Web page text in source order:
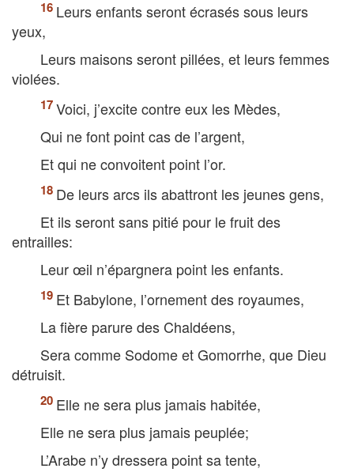
Leurs enfants seront écrasés sous leurs
yeux,
Leurs maisons seront pillées, et leurs femmes
violées.
Voici, j’excite contre eux les Mèdes,
Qui ne font point cas de l’argent,
Et qui ne convoitent point l’or.
De leurs arcs ils abattront les jeunes gens,
Et ils seront sans pitié pour le fruit des
entrailles:
Leur œil n’épargnera point les enfants.
Et Babylone, l’ornement des royaumes,
La fière parure des Chaldéens,
Sera comme Sodome et Gomorrhe, que Dieu
détruisit.
Elle ne sera plus jamais habitée,
Elle ne sera plus jamais peuplée;
L’Arabe n’y dressera point sa tente,